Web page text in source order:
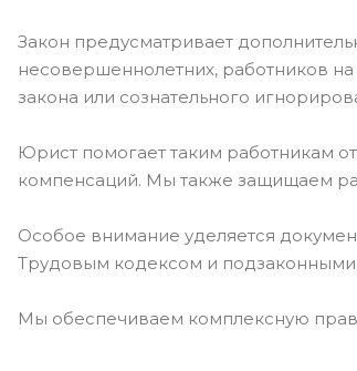
Закон предусматривает
несовершеннолетних, работников
закона или сознательного
Юрист помогает таким работникам
компенсаций. Мы также защищаем
Особое внимание уделяется
Трудовым кодексом и подзаконными
Мы обеспечиваем комплексную